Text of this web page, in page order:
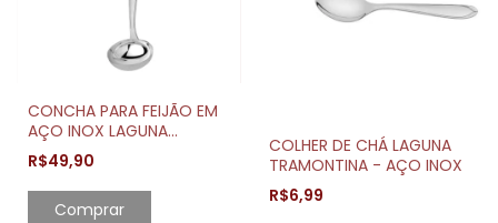
CONCHA PARA FEIJÃO EM
AÇO INOX LAGUNA
TRAMONTINA
R$49,90
Comprar
COLHER DE CHÁ LAGUNA
TRAMONTINA - AÇO INOX
R$6,99